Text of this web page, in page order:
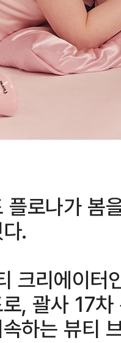
플로나가 봄
.
크리에이터
, 괄사 17
하는 뷰티